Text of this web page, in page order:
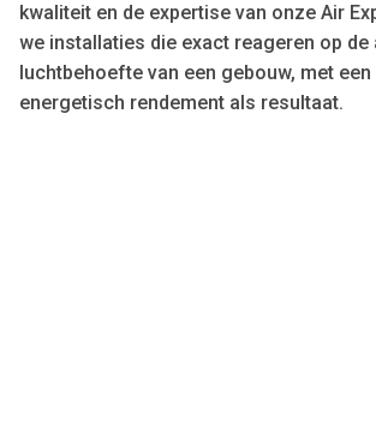
kwaliteit en de expertise van onze Air
we installaties die exact reageren op de
luchtbehoefte van een gebouw, met
energetisch rendement als resultaat.